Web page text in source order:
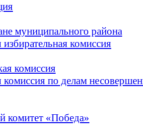
муниципального района
комиссия
комиссия
комиссия по делам
комитет «Победа»